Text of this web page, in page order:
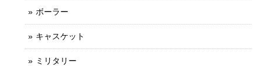
ボーラー
キャスケット
ミリタリー